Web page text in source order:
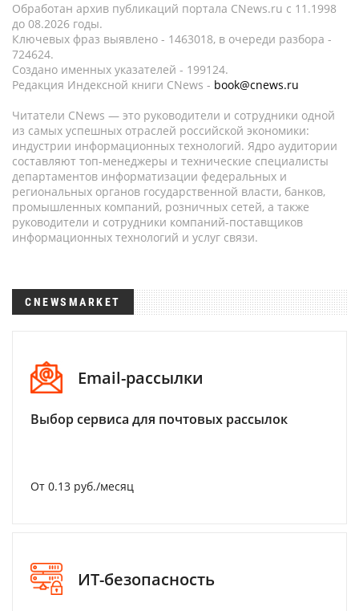
Обработан архив публикаций портала CNews.ru c 11.1998
до 08.2026 годы.
Ключевых фраз выявлено - 1463018, в очереди разбора -
724624.
Создано именных указателей - 199124.
Редакция Индексной книги CNews - book@cnews.ru
Читатели CNews — это руководители и сотрудники одной
из самых успешных отраслей российской экономики:
индустрии информационных технологий. Ядро аудитории
составляют топ-менеджеры и технические специалисты
департаментов информатизации федеральных и
региональных органов государственной власти, банков,
промышленных компаний, розничных сетей, а также
руководители и сотрудники компаний-поставщиков
информационных технологий и услуг связи.
CNEWSMARKET
Email-рассылки
Выбор сервиса для почтовых рассылок
От 0.13 руб./месяц
ИТ-безопасность